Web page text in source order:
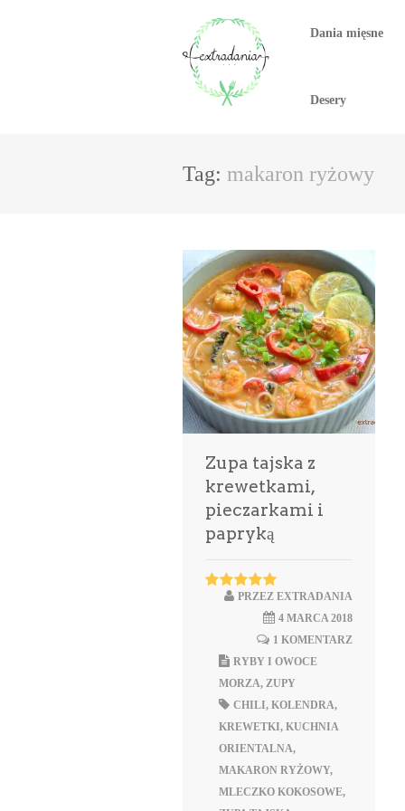
Dania mięsne
Desery
Tag: makaron ryżowy
Zupa tajska z
krewetkami,
pieczarkami i
papryką
PRZEZ EXTRADANIA
4 MARCA 2018
1 KOMENTARZ
RYBY I OWOCE
MORZA, ZUPY
CHILI, KOLENDRA,
KREWETKI, KUCHNIA
ORIENTALNA,
MAKARON RYŻOWY,
MLECZKO KOKOSOWE,